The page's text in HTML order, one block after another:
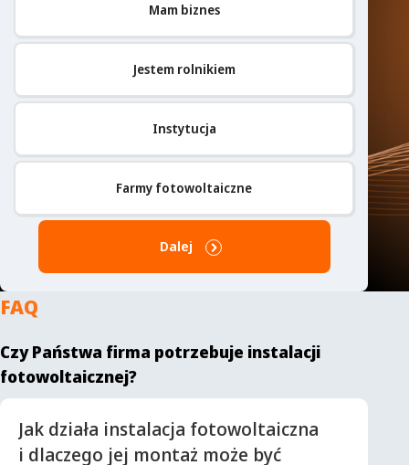
Mam biznes
Jestem rolnikiem
Instytucja
Farmy fotowoltaiczne
Dalej
FAQ
Czy Państwa firma potrzebuje instalacji
fotowoltaicznej?
Jak działa instalacja fotowoltaiczna
i dlaczego jej montaż może być